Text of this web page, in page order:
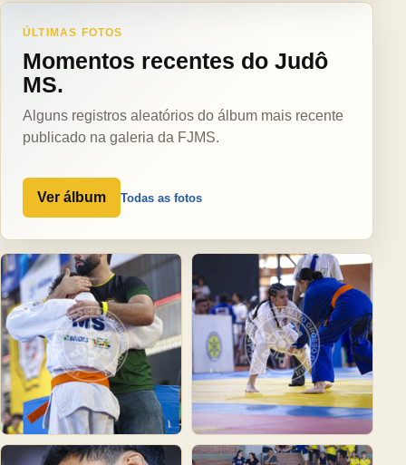
ÚLTIMAS FOTOS
Momentos recentes do Judô
MS.
Alguns registros aleatórios do álbum mais recente
publicado na galeria da FJMS.
Ver álbum Todas as fotos